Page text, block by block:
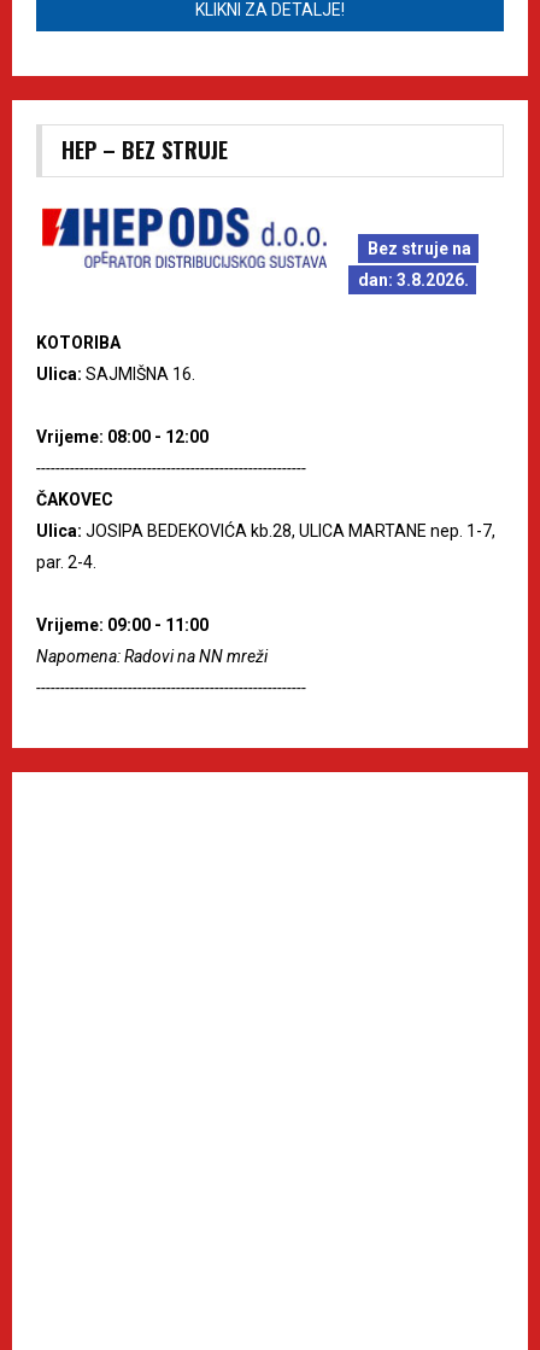
KLIKNI ZA DETALJE!
HEP – BEZ STRUJE
Bez struje na
dan: 3.8.2026.
KOTORIBA
Ulica: SAJMIŠNA 16.
Vrijeme: 08:00 - 12:00
--------------------------------------------------------
ČAKOVEC
Ulica: JOSIPA BEDEKOVIĆA kb.28, ULICA MARTANE nep. 1-7,
par. 2-4.
Vrijeme: 09:00 - 11:00
Napomena: Radovi na NN mreži
--------------------------------------------------------